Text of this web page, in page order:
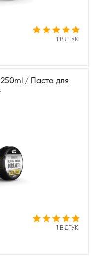
1 ВІДГУК
/ Паста для
1 ВІДГУК